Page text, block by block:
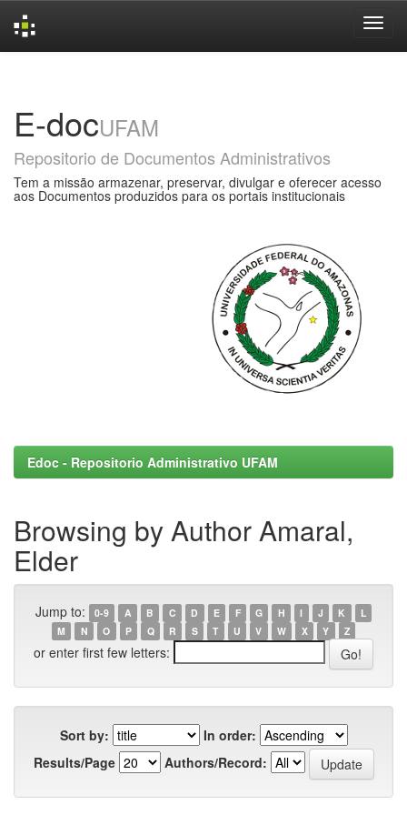
E-docUFAM
Repositorio de Documentos Administrativos
Tem a missão armazenar, preservar, divulgar e oferecer acesso
aos Documentos produzidos para os portais institucionais
Edoc - Repositorio Administrativo UFAM
Browsing by Author Amaral,
Elder
Jump to: 0-9 A B C D E F G H I J K
L
M
N O P Q R S T U V W X Y Z
or enter first few letters:
Sort by:
In order:
Results/Page
Authors/Record: